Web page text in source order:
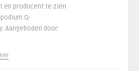
en producent te zien
Q-
Aangeboden door: